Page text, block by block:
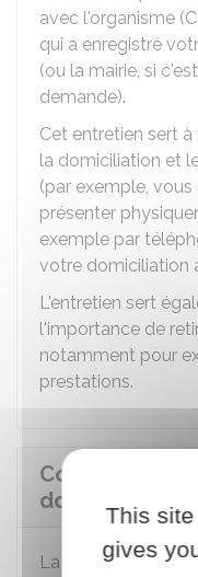
avec l'organisme
qui a enregistré
(ou la mairie, si
demande).
Cet entretien sert
la domiciliation et
(par exemple,
présenter
exemple par
votre domiciliation
L'entretien sert
l'importance de
notamment pour
prestations.
Comment est
domiciliation ?
La décision de
This
gives